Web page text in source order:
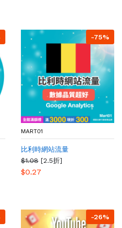
-75%
MART01
比利時網站流量
$1.08 [2.5折]
$0.27
-26%